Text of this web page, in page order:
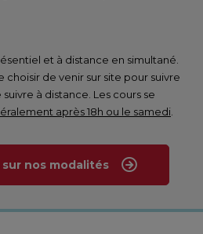
et à distance en simultané.
choisir de venir sur site pour suivre
à distance. Les cours se
après 18h ou le samedi
sur nos modalités